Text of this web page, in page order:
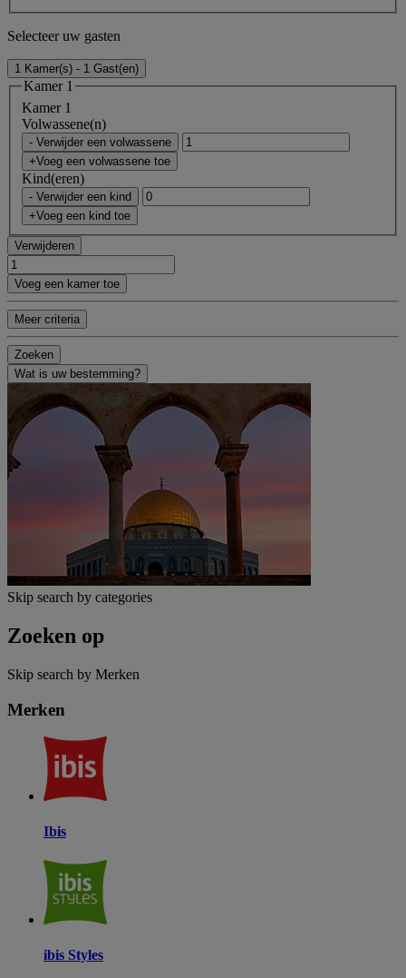
Selecteer uw gasten
1 Kamer(s) - 1 Gast(en)
Kamer 1
Kamer 1
Volwassene(n)
- Verwijder een volwassene
+Voeg een volwassene toe
Kind(eren)
- Verwijder een kind
+Voeg een kind toe
Verwijderen
Voeg een kamer toe
Meer criteria
Zoeken
Wat is uw bestemming?
Skip search by categories
Zoeken op
Skip search by Merken
Merken
Ibis
ibis Styles